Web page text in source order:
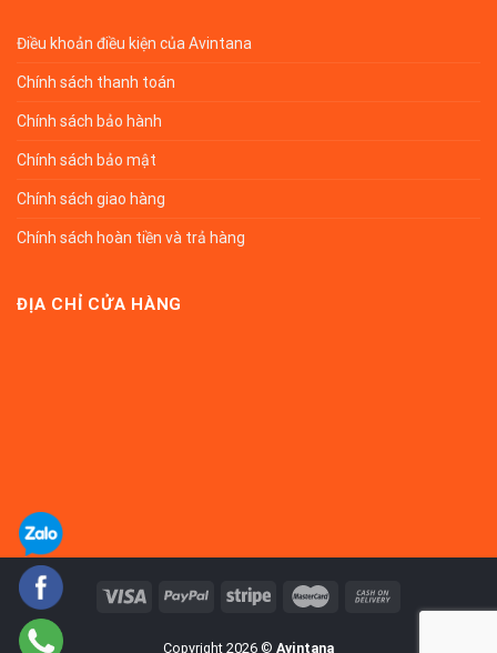
Điều khoản điều kiện của Avintana
Chính sách thanh toán
Chính sách bảo hành
Chính sách bảo mật
Chính sách giao hàng
Chính sách hoàn tiền và trả hàng
ĐỊA CHỈ CỬA HÀNG
Copyright 2026 © Avintana